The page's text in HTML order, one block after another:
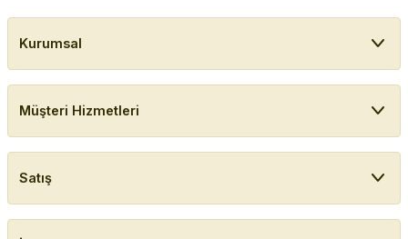
Kurumsal
Müşteri Hizmetleri
Satış